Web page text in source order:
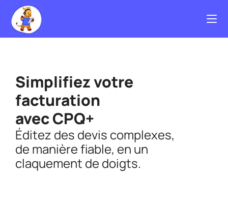
Simplifiez votre
facturation
avec CPQ+
Éditez des devis complexes,
de manière fiable, en un
claquement de doigts.